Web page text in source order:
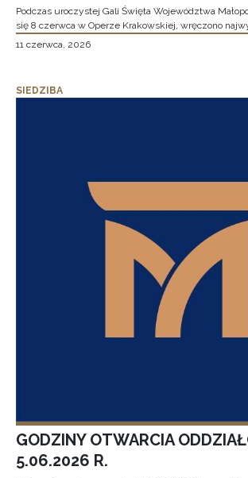
Podczas uroczystej Gali Święta Województwa
się 8 czerwca w Operze Krakowskiej, wręczono
11 czerwca, 2026
SIEDZIBA
GODZINY OTWARCIA
5.06.2026 R.